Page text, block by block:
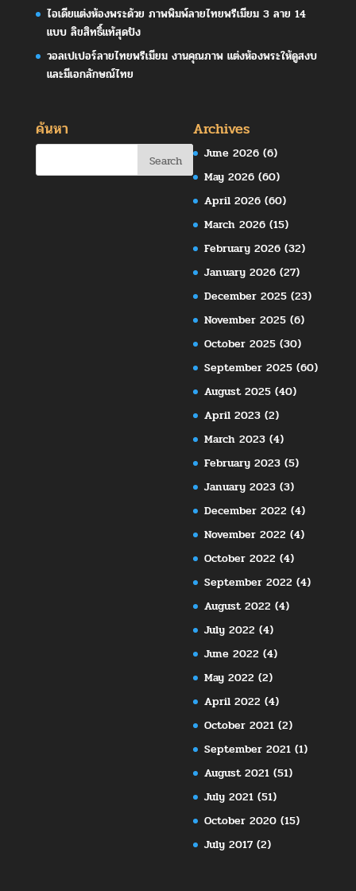
ไอเดียแต่งห้องพระด้วย ภาพพิมพ์ลายไทยพรีเมียม 3 ลาย 14
แบบ ลิขสิทธิ์แท้สุดปัง
วอลเปเปอร์ลายไทยพรีเมียม งานคุณภาพ แต่งห้องพระให้ดูสงบ
และมีเอกลักษณ์ไทย
ค้นหา Archives
June 2026 (6)
May 2026 (60)
April 2026 (60)
March 2026 (15)
February 2026 (32)
January 2026 (27)
December 2025 (23)
November 2025 (6)
October 2025 (30)
September 2025 (60)
August 2025 (40)
April 2023 (2)
March 2023 (4)
February 2023 (5)
January 2023 (3)
December 2022 (4)
November 2022 (4)
October 2022 (4)
September 2022 (4)
August 2022 (4)
July 2022 (4)
June 2022 (4)
May 2022 (2)
April 2022 (4)
October 2021 (2)
September 2021 (1)
August 2021 (51)
July 2021 (51)
October 2020 (15)
July 2017 (2)